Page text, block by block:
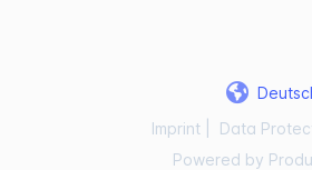
Imprint
Data
Powered by